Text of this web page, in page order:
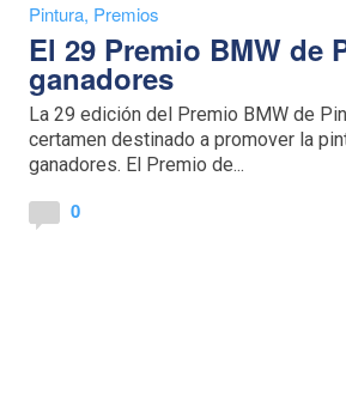
Pintura, Premios
El 29 Premio BMW de
ganadores
La 29 edición del Premio BMW de
certamen destinado a promover la
ganadores. El Premio de...
0